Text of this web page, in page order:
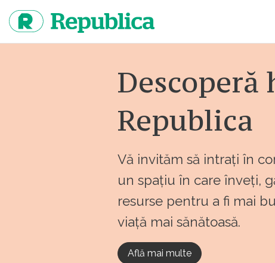
continut
Descoperă
Republica
Vă invităm să intrați în
un spațiu în care înveți,
resurse pentru a fi mai
viață mai sănătoasă.
Află mai multe